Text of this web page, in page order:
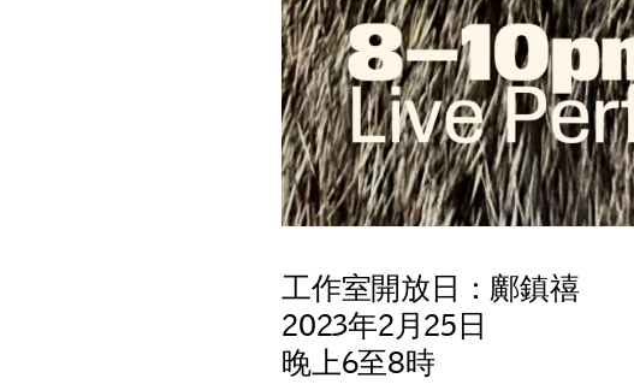
工作室開放日：鄺鎮禧
2023年2月25日
晚上6至8時